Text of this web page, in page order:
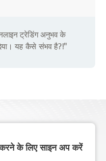
ट्रेडिंग अनुभव के
यह कैसे संभव है?!"
करने के लिए साइन अप करें